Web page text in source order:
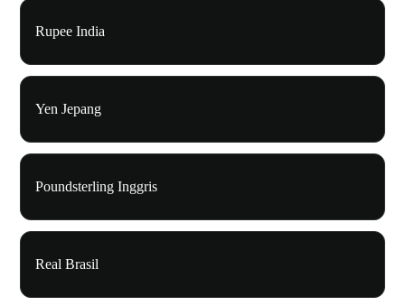
Rupee India
Yen Jepang
Poundsterling Inggris
Real Brasil